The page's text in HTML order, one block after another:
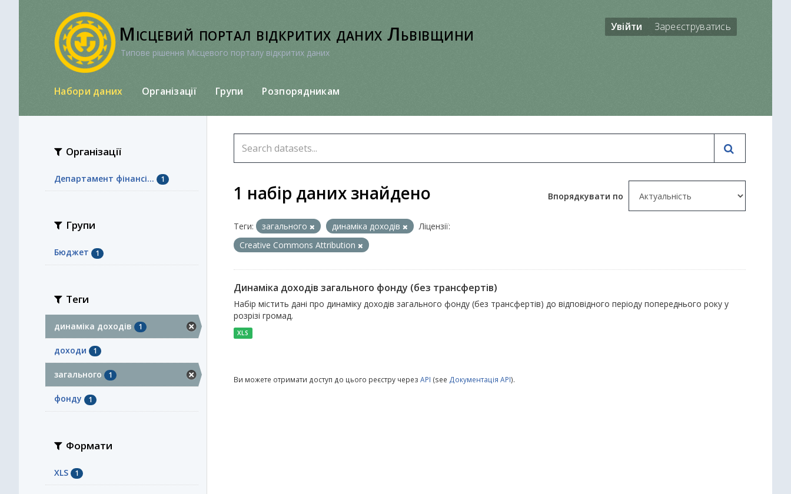
Місцевий портал відкритих даних Львівщини
Типове рішення Місцевого порталу відкритих даних
Увійти Зареєструватись
Набори даних Організації Групи Розпорядникам
Організації
Департамент фінансі... 1
Групи
Бюджет 1
Теги
динаміка доходів 1
доходи 1
загального 1
фонду 1
Формати
XLS 1
Впорядкувати по
1 набір даних знайдено
Теги: загального динаміка доходів
Ліцензії:
Creative Commons Attribution
Динаміка доходів загального фонду (без трансфертів)
Набір містить дані про динаміку доходів загального фонду (без трансфертів) до відповідного періоду попереднього року у
розрізі громад.
XLS
Ви можете отримати доступ до цього реєстру через API (see Документація API).